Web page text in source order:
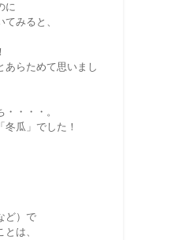
に
みると、
あらためて思いまし
・・・。
瓜」でした！
ど）で
は、